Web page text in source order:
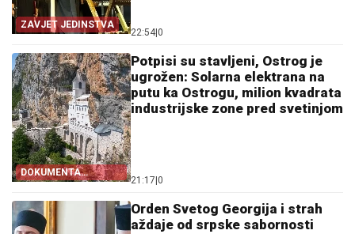
ZAVJET JEDINSTVA
22:54 0
DOKUMENTA
OTKRIVAJU
Potpisi su stavljeni, Ostrog je
ugrožen: Solarna elektrana na
putu ka Ostrogu, milion kvadrata
industrijske zone pred svetinjom
21:17 0
Orden Svetog Georgija i strah
aždaje od srpske sabornosti